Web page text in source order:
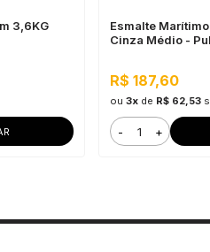
3,6KG
Esmalte
Cinza Médio -
R$ 187,60
ou 3xde R$ 62,53
- +